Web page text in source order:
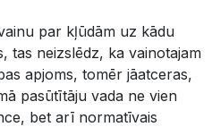
par kļūdām uz kādu
tas neizslēdz, ka vainotajam
apjoms, tomēr jāatceras,
pasūtītāju vada ne vien
bet arī normatīvais